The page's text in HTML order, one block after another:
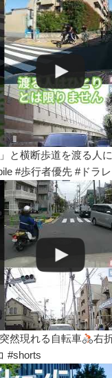
と横断歩道を渡る人
#歩行者優先 #ドラレ
然現れる自転車
右
#shorts